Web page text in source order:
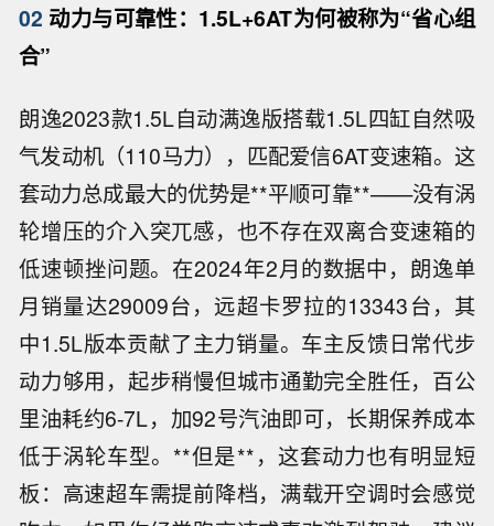
02 动力与可靠性：1.5L+6AT为何被称为“省心组
合”
朗逸2023款1.5L自动满逸版搭载1.5L四缸自然吸
气发动机（110马力），匹配爱信6AT变速箱。这
套动力总成最大的优势是**平顺可靠**——没有涡
轮增压的介入突兀感，也不存在双离合变速箱的
低速顿挫问题。在2024年2月的数据中，朗逸单
月销量达29009台，远超卡罗拉的13343台，其
中1.5L版本贡献了主力销量。车主反馈日常代步
动力够用，起步稍慢但城市通勤完全胜任，百公
里油耗约6-7L，加92号汽油即可，长期保养成本
低于涡轮车型。**但是**，这套动力也有明显短
板：高速超车需提前降档，满载开空调时会感觉